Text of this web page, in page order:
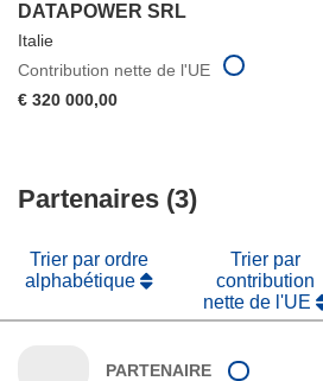
DATAPOWER SRL
Italie
Contribution nette de l'UE
€ 320 000,00
Partenaires (3)
Trier par ordre
alphabétique
Trier par
contribution
nette de l'UE
PARTENAIRE